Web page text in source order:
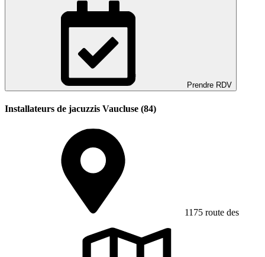
Prendre RDV
Installateurs de jacuzzis Vaucluse (84)
1175 route des